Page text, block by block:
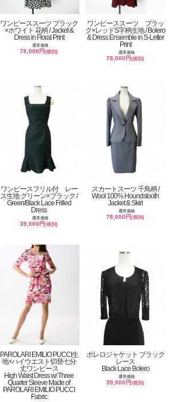
ワンピーススーツ ブラック
×ホワイト 花柄 / Jacket &
Dress in Floral Print
通常価格
78,000円(税別)
ワンピーススーツ ブラッ
ク×レッドS字柄生地 / Bolero
& Dress Ensemble in S-Letter
Print
通常価格
78,000円(税別)
ワンピースフリル付 レー
ス生地 グリーン×ブラック /
Green/Black Lace Frilled
Dress
通常価格
39,000円(税別)
スカートスーツ 千鳥柄 /
Wool 100% Houndstooth
Jacket & Skirt
通常価格
78,000円(税別)
PAROLARI EMILIO PUCCI生
地×ハイウエスト切替七分
丈ワンピース
High Waist Dress w/ Three
Quarter Sleeve Made of
PAROLARI EMILIO PUCCI
Fabric
ボレロジャケット ブラック
レース
Black Lace Bolero
通常価格
39,000円(税別)